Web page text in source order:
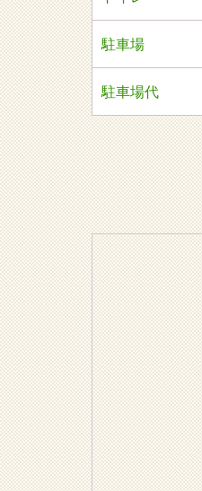
駐車場
駐車場代